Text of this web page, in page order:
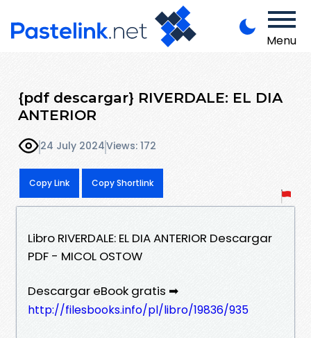
Menu
{pdf descargar} RIVERDALE: EL DIA
ANTERIOR
24 July 2024Views: 172
Copy Link Copy Shortlink
Libro RIVERDALE: EL DIA ANTERIOR Descargar
PDF - MICOL OSTOW
Descargar eBook gratis ➡
http://filesbooks.info/pl/libro/19836/935